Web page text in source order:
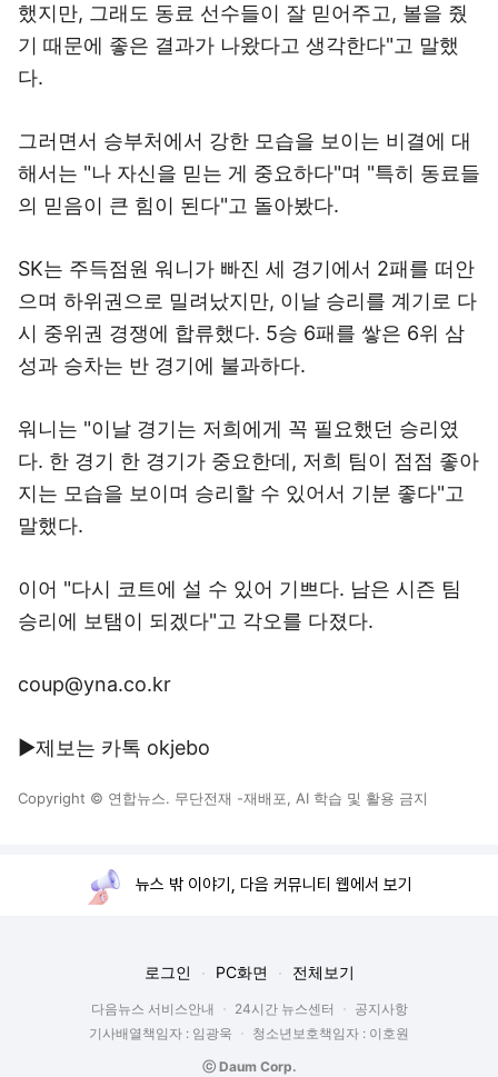
했지만, 그래도 동료 선수들이 잘 믿어주고, 볼을 줬
기 때문에 좋은 결과가 나왔다고 생각한다"고 말했
다.
그러면서 승부처에서 강한 모습을 보이는 비결에 대
해서는 "나 자신을 믿는 게 중요하다"며 "특히 동료들
의 믿음이 큰 힘이 된다"고 돌아봤다.
SK는 주득점원 워니가 빠진 세 경기에서 2패를 떠안
으며 하위권으로 밀려났지만, 이날 승리를 계기로 다
시 중위권 경쟁에 합류했다. 5승 6패를 쌓은 6위 삼
성과 승차는 반 경기에 불과하다.
워니는 "이날 경기는 저희에게 꼭 필요했던 승리였
다. 한 경기 한 경기가 중요한데, 저희 팀이 점점 좋아
지는 모습을 보이며 승리할 수 있어서 기분 좋다"고
말했다.
이어 "다시 코트에 설 수 있어 기쁘다. 남은 시즌 팀
승리에 보탬이 되겠다"고 각오를 다졌다.
coup@yna.co.kr
▶제보는 카톡 okjebo
Copyright © 연합뉴스. 무단전재 -재배포, AI 학습 및 활용 금지
뉴스 밖 이야기, 다음 커뮤니티 웹에서 보기
로그인 PC화면 전체보기
다음뉴스 서비스안내 24시간 뉴스센터
공지사항
기사배열책임자 : 임광욱
청소년보호책임자 : 이호원
ⓒ Daum Corp.